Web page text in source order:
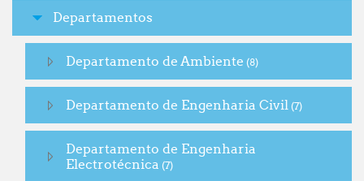
Departamentos
Departamento de Ambiente (8)
Departamento de Engenharia Civil (7)
Departamento de Engenharia
Electrotécnica (7)